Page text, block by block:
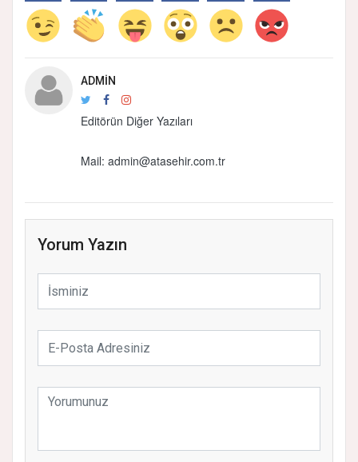
ADMIN
Editörün Diğer Yazıları
Mail: admin@atasehir.com.tr
Yorum Yazın